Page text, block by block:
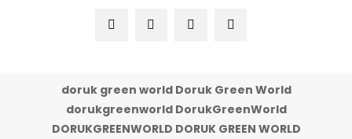
doruk green world Doruk Green World
dorukgreenworld DorukGreenWorld
DORUKGREENWORLD DORUK GREEN WORLD